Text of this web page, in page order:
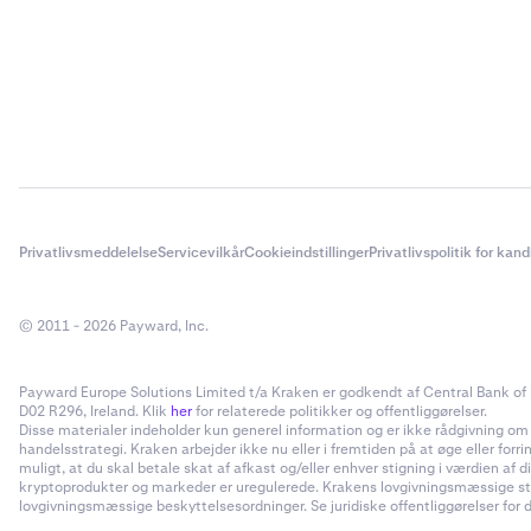
indtastet
Årlig rente
Flexline-
timers
PrivatlivsmeddelelseServicevilkårCookieindstillingerPrivatlivspolitik for
© 2011 - 2026 Payward, Inc.
Payward Europe Solutions Limited t/a Kraken er godkendt af Central Bank
D02 R296, Ireland. Klik herfor relaterede politikker og offentliggørelser.
Disse materialer indeholder kun generel information og er ikke rådgivning
handelsstrategi. Kraken arbejder ikke nu eller i fremtiden på at øge eller
muligt, at du skal betale skat af afkast og/eller enhver stigning i værdien af
kryptoprodukter og markeder er uregulerede. Krakens
lovgivningsmæssige beskyttelsesordninger. Se juridiske offentliggørelser for